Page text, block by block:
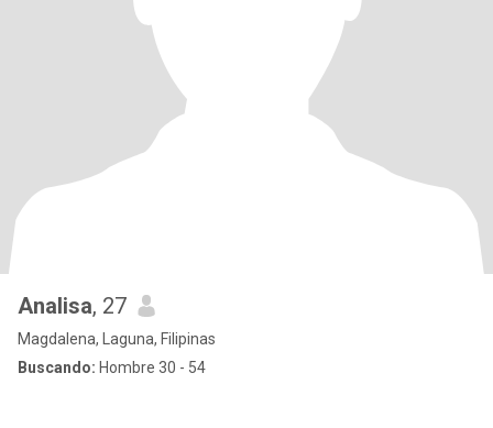
Analisa, 27
Magdalena, Laguna, Filipinas
Buscando: Hombre 30 - 54